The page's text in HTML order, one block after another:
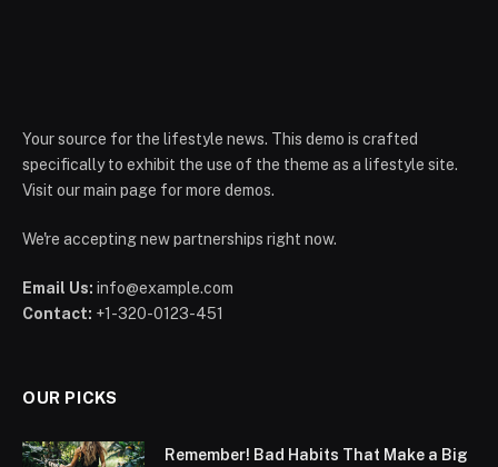
Your source for the lifestyle news. This demo is crafted
specifically to exhibit the use of the theme as a lifestyle site.
Visit our main page for more demos.
We're accepting new partnerships right now.
Email Us: info@example.com
Contact: +1-320-0123-451
OUR PICKS
Remember! Bad Habits That Make a Big